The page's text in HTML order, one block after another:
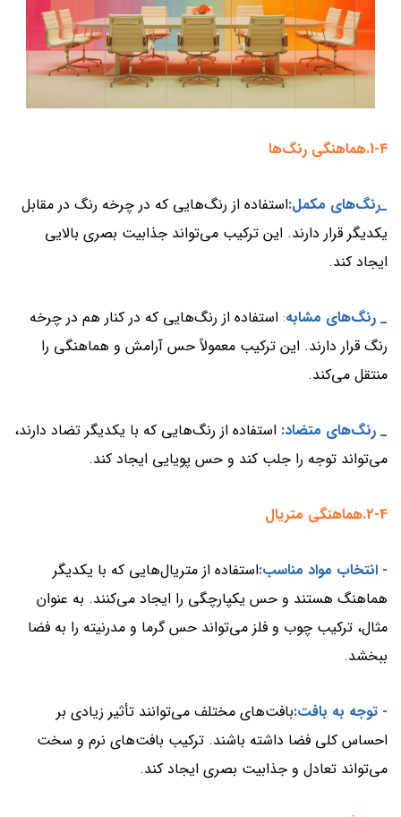
1-4.هماهنگی رنگ‌ها
_رنگ‌های مکمل:استفاده از رنگ‌هایی که در چرخه رنگ در مقابل
یکدیگر قرار دارند. این ترکیب می‌تواند جذابیت بصری بالایی
ایجاد کند.
_ رنگ‌های مشابه: استفاده از رنگ‌هایی که در کنار هم در چرخه
رنگ قرار دارند. این ترکیب معمولاً حس آرامش و هماهنگی را
منتقل می‌کند.
_ رنگ‌های متضاد: استفاده از رنگ‌هایی که با یکدیگر تضاد دارند،
می‌تواند توجه را جلب کند و حس پویایی ایجاد کند.
2-4.هماهنگی متریال
- انتخاب مواد مناسب:استفاده از متریال‌هایی که با یکدیگر
هماهنگ هستند و حس یکپارچگی را ایجاد می‌کنند. به عنوان
مثال، ترکیب چوب و فلز می‌تواند حس گرما و مدرنیته را به فضا
ببخشد.
- توجه به بافت:بافت‌های مختلف می‌توانند تأثیر زیادی بر
احساس کلی فضا داشته باشند. ترکیب بافت‌های نرم و سخت
می‌تواند تعادل و جذابیت بصری ایجاد کند.